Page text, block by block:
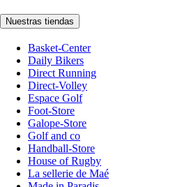
Nuestras tiendas
Basket-Center
Daily Bikers
Direct Running
Direct-Volley
Espace Golf
Foot-Store
Galope-Store
Golf and co
Handball-Store
House of Rugby
La sellerie de Maé